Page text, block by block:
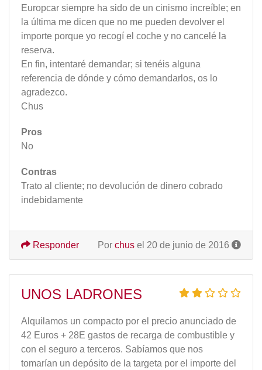
Europcar siempre ha sido de un cinismo increíble; en
la última me dicen que no me pueden devolver el
importe porque yo recogí el coche y no cancelé la
reserva.
En fin, intentaré demandar; si tenéis alguna
referencia de dónde y cómo demandarlos, os lo
agradezco.
Chus
Pros
No
Contras
Trato al cliente; no devolución de dinero cobrado
indebidamente
Por chus el 20 de junio de 2016
Responder
UNOS LADRONES
Alquilamos un compacto por el precio anunciado de
42 Euros + 28E gastos de recarga de combustible y
con el seguro a terceros. Sabíamos que nos
tomarían un depósito de la targeta por el importe del